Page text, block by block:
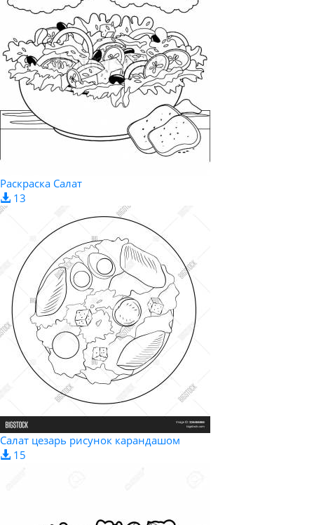
Раскраска Салат
13
Салат цезарь рисунок карандашом
15